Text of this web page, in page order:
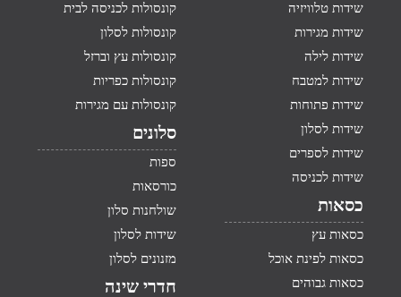
שידות טלוויזיה
שידות מגירות
שידות לילה
שידות למטבח
שידות פתוחות
שידות לסלון
שידות לספרים
שידות לכניסה
כסאות
כסאות עץ
כסאות לפינת אוכל
כסאות גבוהים
קונסולות לכניסה לבית
קונסולות לסלון
קונסולות עץ וברזל
קונסולות כפריות
קונסולות עם מגירות
סלונים
ספות
כורסאות
שולחנות סלון
שידות לסלון
מזנונים לסלון
חדרי שינה